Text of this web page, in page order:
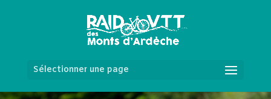
Sélectionner une page